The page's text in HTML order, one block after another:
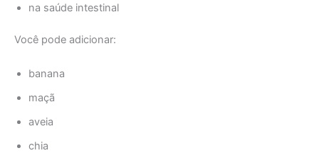
na saúde intestinal
Você pode adicionar:
banana
maçã
aveia
chia